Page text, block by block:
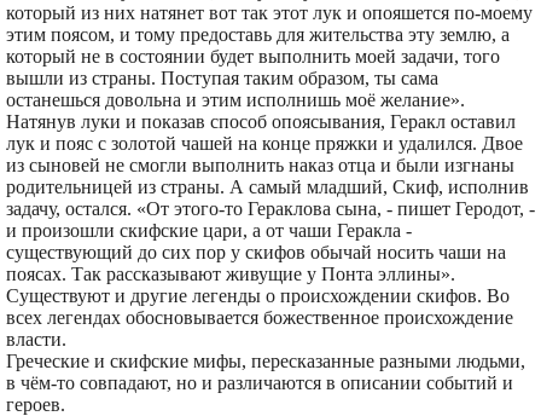
который из них натянет вот так этот лук и опояшется по-моему
этим поясом, и тому предоставь для жительства эту землю, а
который не в состоянии будет выполнить моей задачи, того
вышли из страны. Поступая таким образом, ты сама
останешься довольна и этим исполнишь моё желание».
Натянув луки и показав способ опоясывания, Геракл оставил
лук и пояс с золотой чашей на конце пряжки и удалился. Двое
из сыновей не смогли выполнить наказ отца и были изгнаны
родительницей из страны. А самый младший, Скиф, исполнив
задачу, остался. «От этого-то Гераклова сына, - пишет Геродот, -
и произошли скифские цари, а от чаши Геракла -
существующий до сих пор у скифов обычай носить чаши на
поясах. Так рассказывают живущие у Понта эллины».
Существуют и другие легенды о происхождении скифов. Во
всех легендах обосновывается божественное происхождение
власти.
Греческие и скифские мифы, пересказанные разными людьми,
в чём-то совпадают, но и различаются в описании событий и
героев.